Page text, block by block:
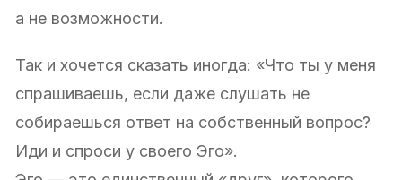
а не возможности.
Так и хочется сказать иногда: «Что ты у меня
спрашиваешь, если даже слушать не
собираешься ответ на собственный вопрос?
Иди и спроси у своего Эго».